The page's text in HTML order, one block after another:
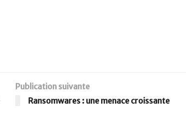
Publication suivante
Ransomwares : une menace croissante